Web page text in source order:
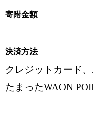
寄附金額
決済方法
クレジットカード
たまったWAON